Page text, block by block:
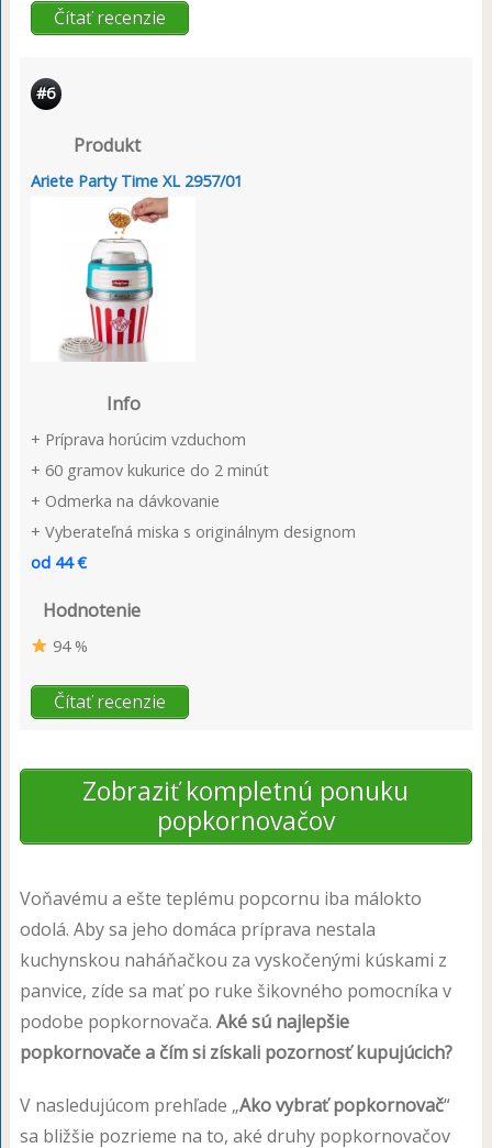
Čítať recenzie
#6
Produkt
Ariete Party Time XL 2957/01
Info
+ Príprava horúcim vzduchom
+ 60 gramov kukurice do 2 minút
+ Odmerka na dávkovanie
+ Vyberateľná miska s originálnym designom
od 44 €
Hodnotenie
94 %
Čítať recenzie
Zobraziť kompletnú ponuku
popkornovačov
Voňavému a ešte teplému popcornu iba málokto
odolá. Aby sa jeho domáca príprava nestala
kuchynskou naháňačkou za vyskočenými kúskami z
panvice, zíde sa mať po ruke šikovného pomocníka v
podobe popkornovača. Aké sú najlepšie
popkornovače a čím si získali pozornosť kupujúcich?
V nasledujúcom prehľade „Ako vybrať popkornovač“
sa bližšie pozrieme na to, aké druhy popkornovačov